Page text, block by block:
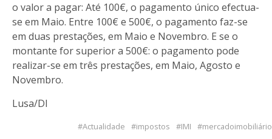
o valor a pagar: Até 100€, o pagamento único efectua-
se em Maio. Entre 100€ e 500€, o pagamento faz-se
em duas prestações, em Maio e Novembro. E se o
montante for superior a 500€: o pagamento pode
realizar-se em três prestações, em Maio, Agosto e
Novembro.
Lusa/DI
Actualidade impostos IMI mercadoimobiliário